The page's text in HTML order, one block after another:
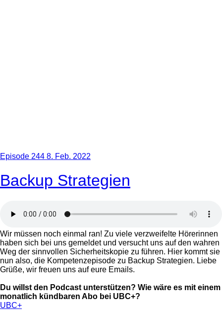
Episode 244 8. Feb. 2022
Backup Strategien
Wir müssen noch einmal ran! Zu viele verzweifelte Hörerinnen
haben sich bei uns gemeldet und versucht uns auf den wahren
Weg der sinnvollen Sicherheitskopie zu führen. Hier kommt sie
nun also, die Kompetenzepisode zu Backup Strategien. Liebe
Grüße, wir freuen uns auf eure Emails.
Du willst den Podcast unterstützen? Wie wäre es mit einem
monatlich kündbaren Abo bei UBC+?
UBC+